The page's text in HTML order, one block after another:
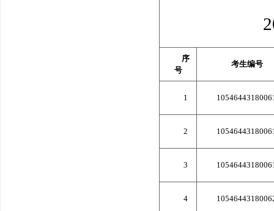
序
号
考生编号
1
2
3
4